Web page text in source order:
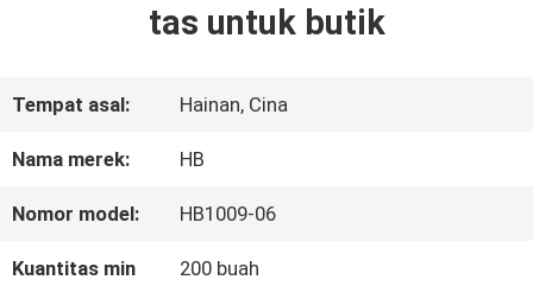
TENTANG
KITA
tas untuk butik
Tempat asal: Hainan, Cina
Nama merek: HB
Nomor model: HB1009-06
Kuantitas min
200 buah